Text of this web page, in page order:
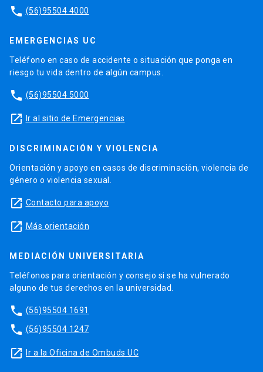
phone (56)95504 4000
EMERGENCIAS UC
Teléfono en caso de accidente o situación que ponga en
riesgo tu vida dentro de algún campus.
phone (56)95504 5000
launch Ir al sitio de Emergencias
DISCRIMINACIÓN Y VIOLENCIA
Orientación y apoyo en casos de discriminación, violencia de
género o violencia sexual.
launch Contacto para apoyo
launch Más orientación
MEDIACIÓN UNIVERSITARIA
Teléfonos para orientación y consejo si se ha vulnerado
alguno de tus derechos en la universidad.
phone (56)95504 1691
phone (56)95504 1247
launch Ir a la Oficina de Ombuds UC